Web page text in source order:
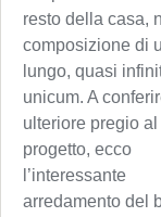
resto della casa,
composizione di
lungo, quasi
unicum. A
ulteriore pregio al
progetto, ecco
l’interessante
arredamento del